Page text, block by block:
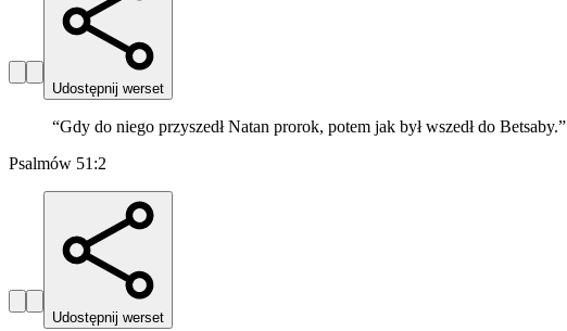
Udostępnij werset
“Gdy do niego przyszedł Natan prorok, potem jak był wszedł do Betsaby.”
Psalmów 51:2
Udostępnij werset